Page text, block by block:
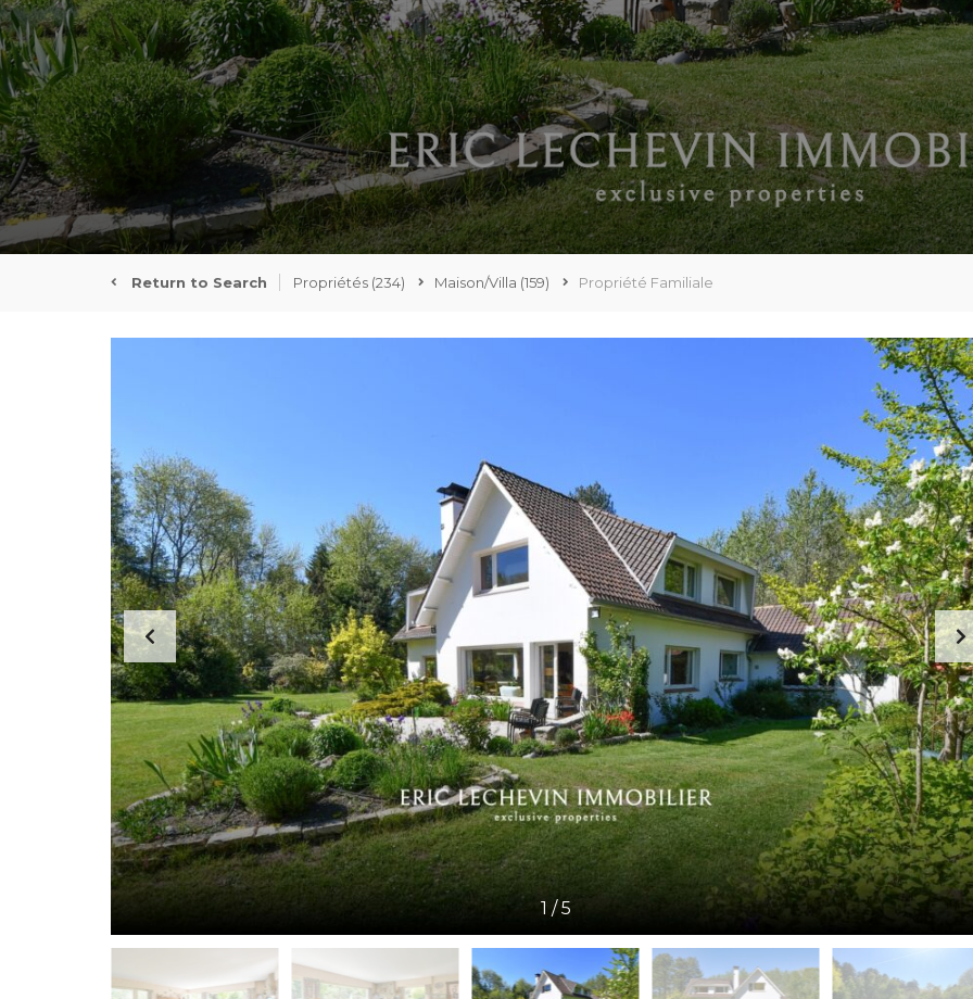
Return to Search Propriétés (234) Maison/Villa (159) Propriété Familiale
1 /5